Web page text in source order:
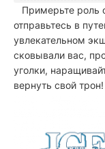
Примерьте роль
отправьтесь в
увлекательном
сковывали вас,
уголки,
вернуть свой трон!